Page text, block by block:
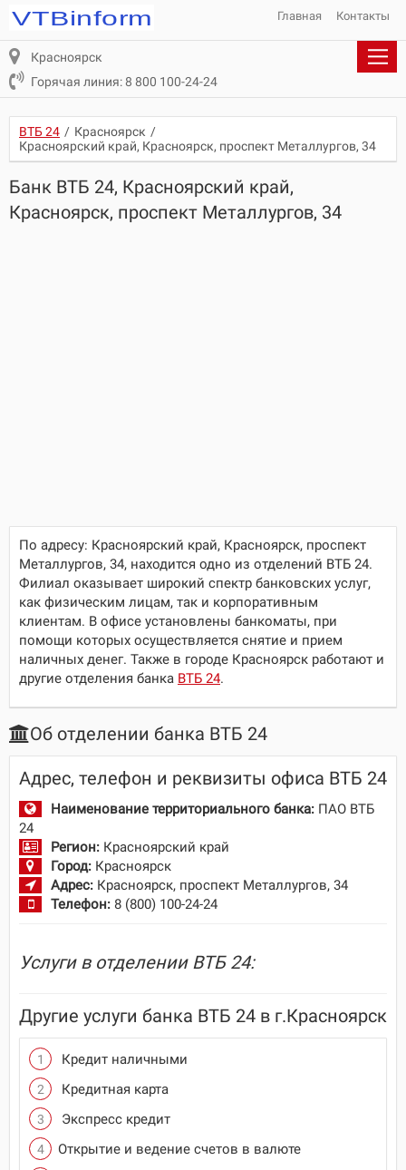
Главная Контакты
Красноярск
Горячая линия: 8 800 100-24-24
ВТБ 24 / Красноярск /
Красноярский край, Красноярск, проспект Металлургов, 34
Банк ВТБ 24, Красноярский край,
Красноярск, проспект Металлургов, 34
По адресу: Красноярский край, Красноярск, проспект
Металлургов, 34, находится одно из отделений ВТБ 24.
Филиал оказывает широкий спектр банковских услуг,
как физическим лицам, так и корпоративным
клиентам. В офисе установлены банкоматы, при
помощи которых осуществляется снятие и прием
наличных денег. Также в городе Красноярск работают и
другие отделения банка ВТБ 24.
Об отделении банка ВТБ 24
Адрес, телефон и реквизиты офиса ВТБ 24
Наименование территориального банка: ПАО ВТБ
24
Регион: Красноярский край
Город: Красноярск
Адрес: Красноярск, проспект Металлургов, 34
Телефон: 8 (800) 100-24-24
Услуги в отделении ВТБ 24:
Другие услуги банка ВТБ 24 в г.Красноярск
Кредит наличными
Кредитная карта
Экспресс кредит
Открытие и ведение счетов в валюте